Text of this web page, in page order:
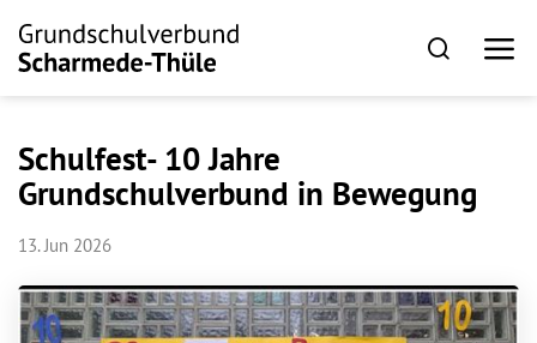
Schulfest- 10 Jahre
Grundschulverbund in Bewegung
13. Jun 2026